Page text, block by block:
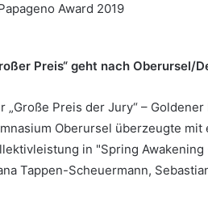
Preis“ geht nach Oberursel/
„Große Preis der Jury“ –
Oberursel überzeugte
in "Spring
Tappen-Scheuermann,